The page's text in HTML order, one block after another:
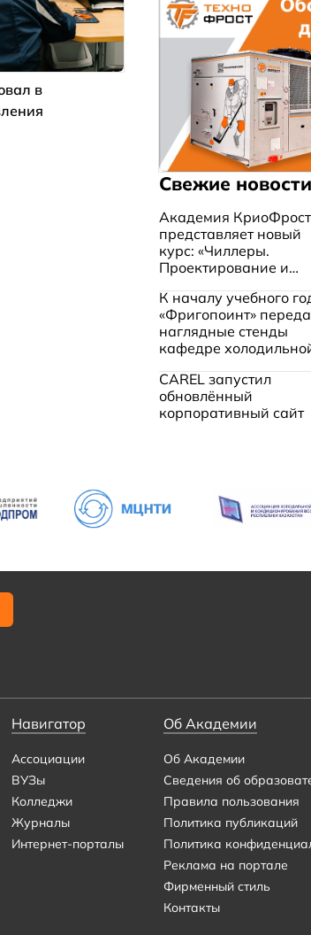
в
Свежие новости
Академия КриоФрост
представляет новый
курс: «Чиллеры.
Проектирование и
охлаждения
К началу учебного
«Фригопоинт»
наглядные стенды
кафедре
Баумана
CAREL запустил
обновлённый
корпоративный сайт
Навигатор
Ассоциации
ВУЗы
Колледжи
Журналы
Интернет-порталы
Об Академии
Об Академии
Сведения об
Правила пользования
Политика публикаций
Политика
Реклама на портале
Фирменный стиль
Контакты